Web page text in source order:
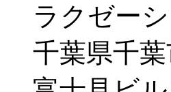
ラクゼー
千葉県千